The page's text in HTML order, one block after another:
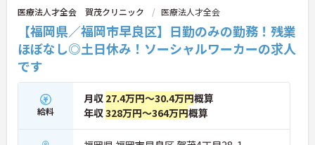
医療法人才全会 賀茂クリニック 医療法人才全会
【福岡県／福岡市早良区】日勤のみの勤務！残業
ほぼなし◎土日休み！ソーシャルワーカーの求人
です
給料
月収 27.4万円～30.4万円概算
年収328万円～364万円概算